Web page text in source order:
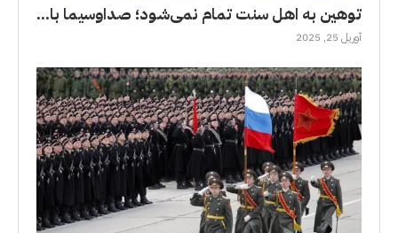
توهین به اهل سنت تمام نمی‌شود؛ صداوسیما با...
آوریل 25, 2025